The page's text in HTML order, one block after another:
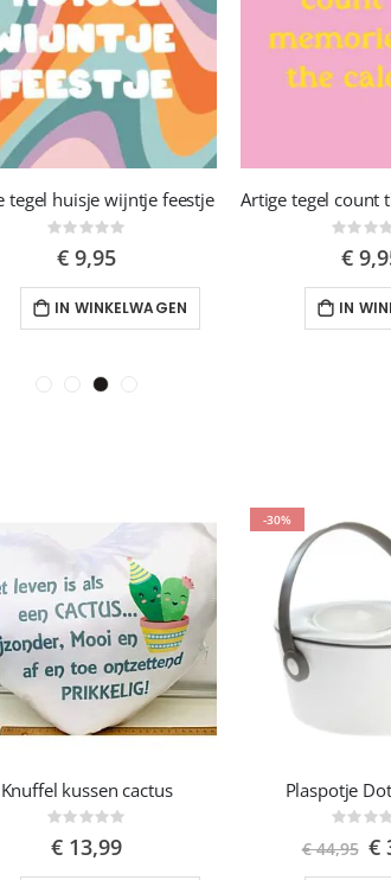
Artige tegel komt goed
IN WINKELWAGEN
Knuffel kussen cactus
Rating:
0%
€ 13,99
-30%
Plaspotje
€ 44,95 €